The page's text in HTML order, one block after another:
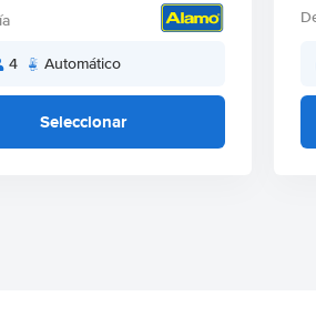
4 Automático
Seleccionar